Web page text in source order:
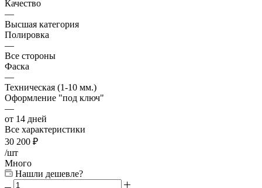
Качество
—
Высшая категория
Полировка
—
Все стороны
Фаска
—
Техническая (1-10 мм.)
Оформление "под ключ"
—
от 14 дней
Все характеристики
30 200 ₽
/шт
Много
Нашли дешевле?